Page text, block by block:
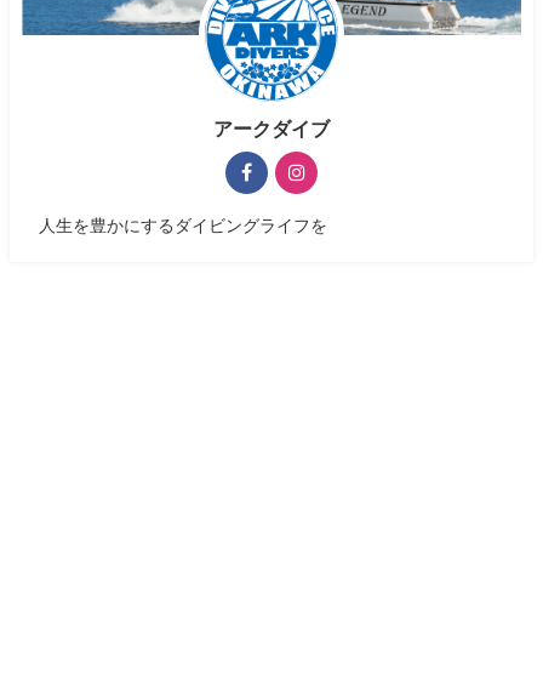
アークダイブ
人生を豊かにするダイビングライフを